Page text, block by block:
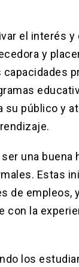
el interés y
y
capacidades
público y
una buena
Estas
de empleos,
la
los